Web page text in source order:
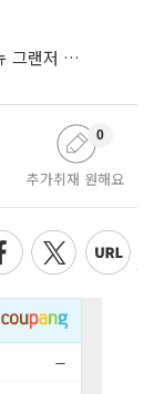
효율·AI 더했다…더 강하고 알뜰해진 ‘더 뉴 그랜저 하이브리드’
추가취재 원해요
0